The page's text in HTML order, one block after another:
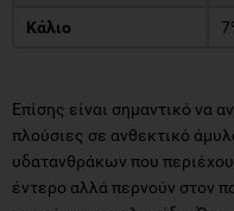
Κάλιο
Επίσης είναι σημαντικό να
πλούσιες σε ανθεκτικό
υδατανθράκων που
έντερο αλλά περνούν στον